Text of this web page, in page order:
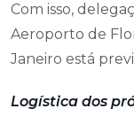
Com isso,
Aeroporto de
Janeiro está
Logística dos